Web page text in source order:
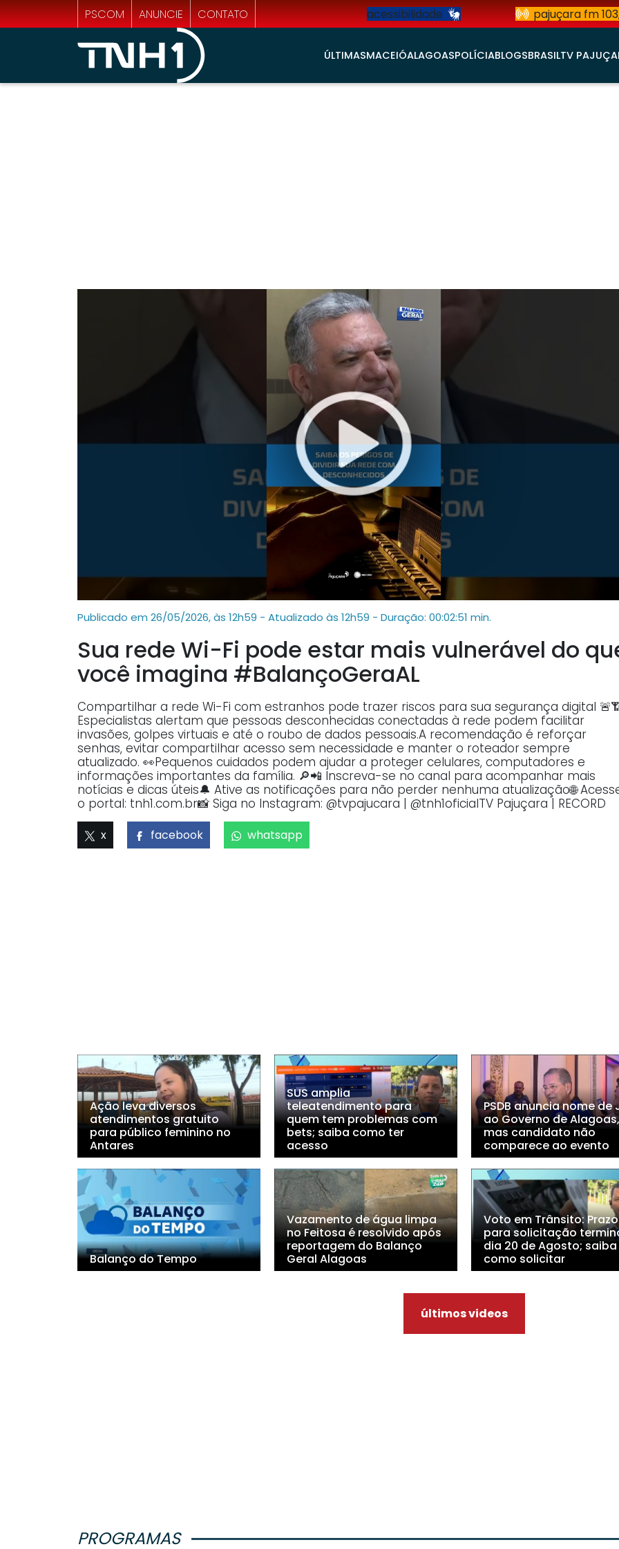
PSCOM ANUNCIE CONTATO acessibilidade pajuçara fm
ÚLTIMASMACEIÓALAGOASPOLÍCIABLOGSBRASILTV
Publicado em 26/05/2026, às 12h59 - Atualizado às 12h59 - Duração: 00:02:51 min.
Sua rede Wi-Fi pode estar mais vulnerável do
você imagina #BalançoGeraAL
Compartilhar a rede Wi-Fi com estranhos pode trazer riscos para sua segurança digital
Especialistas alertam que pessoas desconhecidas conectadas à rede podem facilitar
invasões, golpes virtuais e até o roubo de dados pessoais.A recomendação é reforçar
senhas, evitar compartilhar acesso sem necessidade e manter o roteador sempre
atualizado. 👀Pequenos cuidados podem ajudar a proteger celulares, computadores e
informações importantes da família. 🔎📲 Inscreva-se no canal para acompanhar mais
notícias e dicas úteis🔔 Ative as notificações para não perder nenhuma atualização🌐
o portal: tnh1.com.br📸 Siga no Instagram: @tvpajucara | @tnh1oficialTV Pajuçara | RECORD
x facebook whatsapp
Ação leva diversos
atendimentos gratuito
para público feminino no
Antares
SUS amplia
teleatendimento para
quem tem problemas com
bets; saiba como ter
acesso
PSDB anuncia nome de
ao Governo de Alagoas,
mas candidato não
comparece ao evento
Balanço do Tempo
Vazamento de água limpa
no Feitosa é resolvido após
reportagem do Balanço
Geral Alagoas
Voto em Trânsito: Prazo
para solicitação
dia 20 de Agosto; saiba
como solicitar
últimos videos
PROGRAMAS